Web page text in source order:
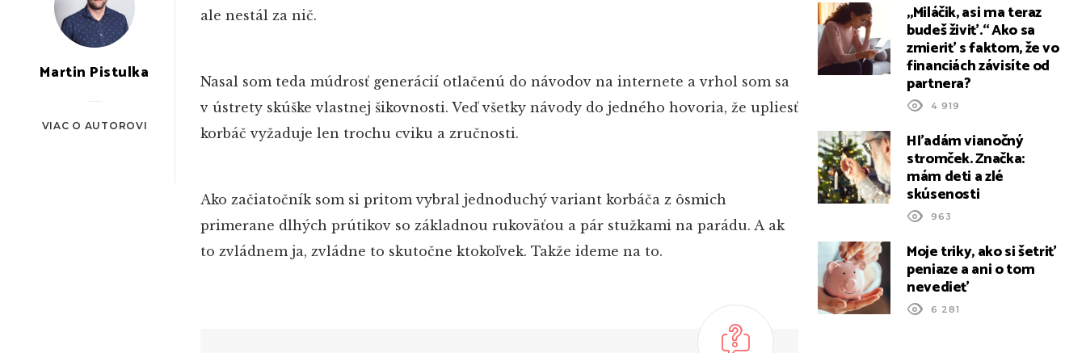
Martin Pistulka
VIAC O AUTOROVI
ale nestál za nič.
Nasal som teda múdrosť generácií otlačenú do návodov na internete a vrhol som sa
v ústrety skúške vlastnej šikovnosti. Veď všetky návody do jedného hovoria, že upliesť
korbáč vyžaduje len trochu cviku a zručnosti.
Ako začiatočník som si pritom vybral jednoduchý variant korbáča z ôsmich
primerane dlhých prútikov so základnou rukoväťou a pár stužkami na parádu. A ak
to zvládnem ja, zvládne to skutočne ktokoľvek. Takže ideme na to.
„Miláčik, asi ma teraz
budeš živiť.“ Ako sa
zmieriť s faktom, že vo
financiách závisíte od
partnera?
4 919
Hľadám vianočný
stromček. Značka:
mám deti a zlé
skúsenosti
963
Moje triky, ako si šetriť
peniaze a ani o tom
nevedieť
6 281